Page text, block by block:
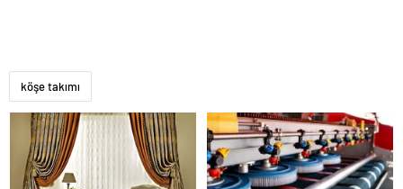
köşe takımı